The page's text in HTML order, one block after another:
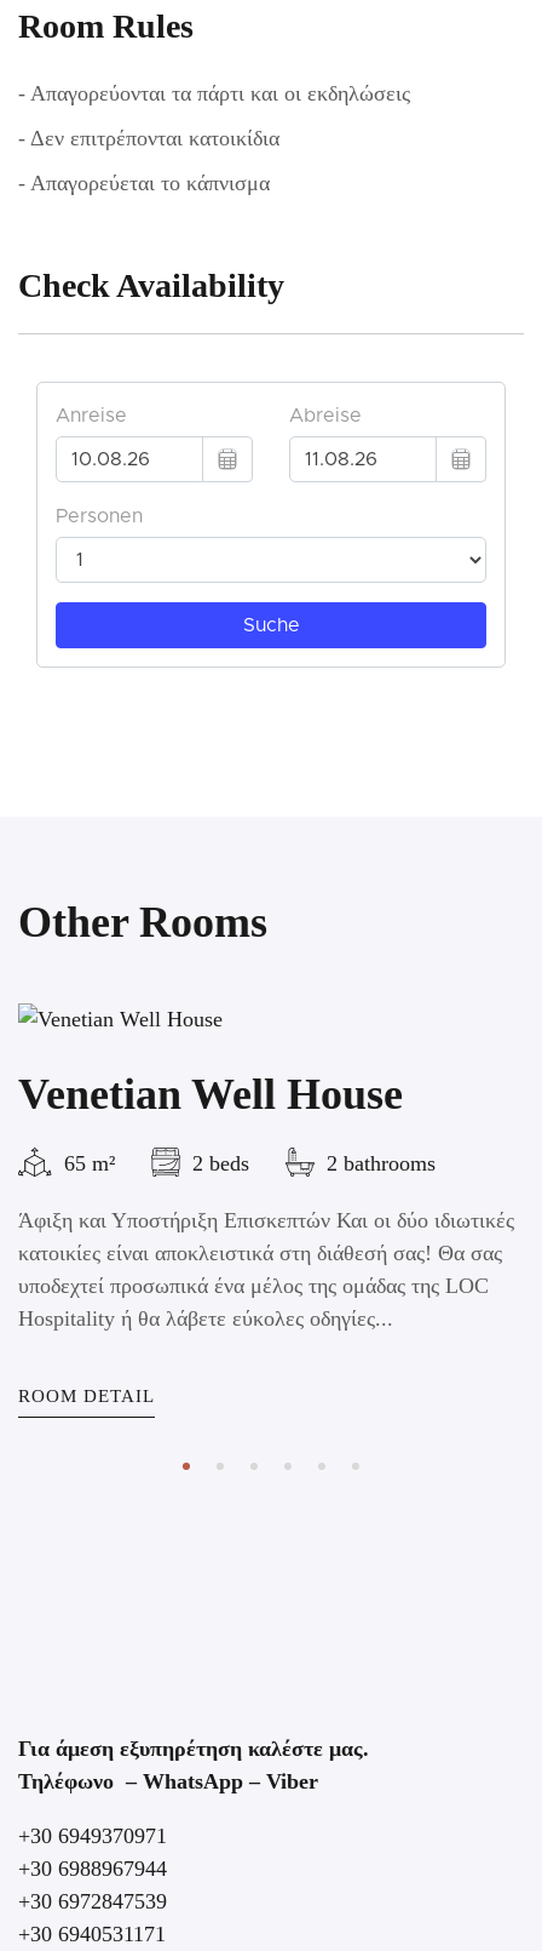
Room Rules
- Απαγορεύονται τα πάρτι και οι εκδηλώσεις
- Δεν επιτρέπονται κατοικίδια
- Απαγορεύεται το κάπνισμα
Check Availability
Other Rooms
Venetian Well House
65 m² 2 beds 2 bathrooms
Άφιξη και Υποστήριξη Επισκεπτών Και οι δύο ιδιωτικές
κατοικίες είναι αποκλειστικά στη διάθεσή σας! Θα σας
υποδεχτεί προσωπικά ένα μέλος της ομάδας της LOC
Hospitality ή θα λάβετε εύκολες οδηγίες...
ROOM DETAIL
Για άμεση εξυπηρέτηση καλέστε μας.
Τηλέφωνο – WhatsApp – Viber
+30 6949370971
+30 6988967944
+30 6972847539
+30 6940531171